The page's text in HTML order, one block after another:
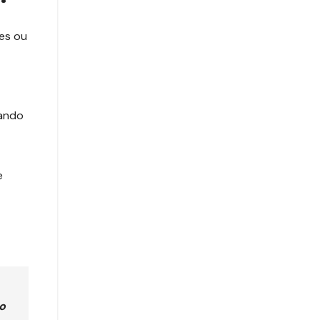
ou